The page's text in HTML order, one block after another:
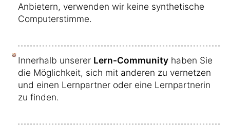
Anbietern, verwenden wir keine synthetische
Computerstimme.
Innerhalb unserer Lern-Community haben Sie
die Möglichkeit, sich mit anderen zu vernetzen
und einen Lernpartner oder eine Lernpartnerin
zu finden.